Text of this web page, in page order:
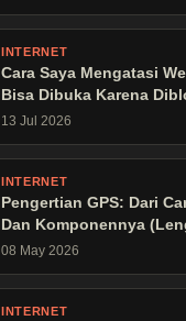
INTERNET
Cara Saya Mengatasi
Bisa Dibuka Karena
13 Jul 2026
INTERNET
Pengertian GPS: Dari
Dan Komponennya
08 May 2026
INTERNET